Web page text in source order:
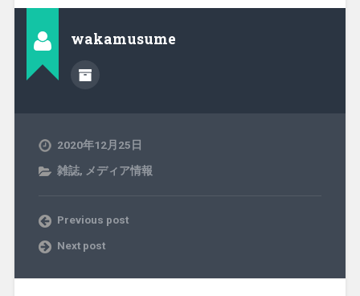
wakamusume
2020年12月25日
雑誌, メディア情報
Previous post
Next post